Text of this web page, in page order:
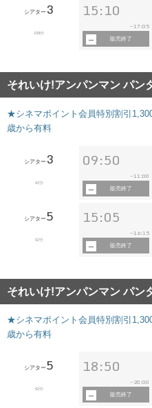
シアター 3
108分
15:10
~17:05
販売終了
それいけ!アンパンマン パン
★シネマポイント会員特別割引
歳から有料
シアター 3
62分
09:50
~ 11:00
販売終了
シアター5
62分
15:05
~ 16:15
販売終了
それいけ!アンパンマン パ
★シネマポイント会員特別割引
歳から有料
シアター5
62分
18:50
~ 20:00
販売終了